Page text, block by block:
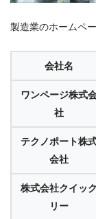
製造業のホームペ
会社名
ワンページ株式
社
テクノポート株
会社
株式会社クイック
リー